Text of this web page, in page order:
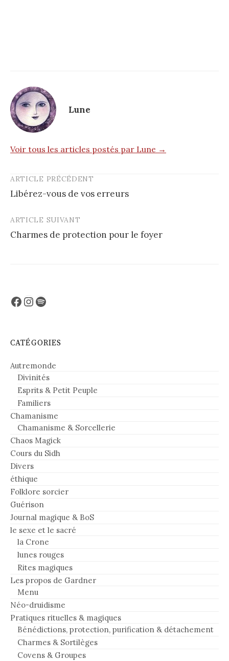
Lune
Voir tous les articles postés par Lune →
Post
navigation
ARTICLE PRÉCÉDENT
Libérez-vous de vos erreurs
ARTICLE SUIVANT
Charmes de protection pour le foyer
Facebook
Instagram
Spotify
CATÉGORIES
Autremonde
Divinités
Esprits & Petit Peuple
Familiers
Chamanisme
Chamanisme & Sorcellerie
Chaos Magick
Cours du Sidh
Divers
éthique
Folklore sorcier
Guérison
Journal magique & BoS
le sexe et le sacré
la Crone
lunes rouges
Rites magiques
Les propos de Gardner
Menu
Néo-druidisme
Pratiques rituelles & magiques
Bénédictions, protection, purification & détachement
Charmes & Sortilèges
Covens & Groupes